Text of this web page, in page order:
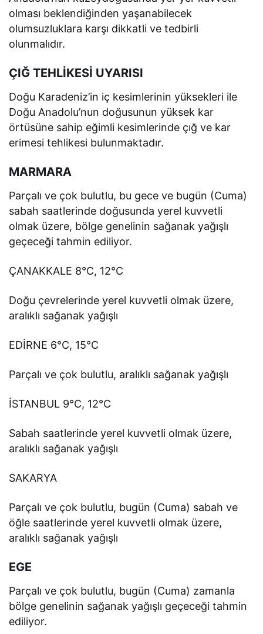
olması beklendiğinden yaşanabilecek
olumsuzluklara karşı dikkatli ve tedbirli
olunmalıdır.
ÇIĞ TEHLİKESİ UYARISI
Doğu Karadeniz’in iç kesimlerinin yüksekleri ile
Doğu Anadolu’nun doğusunun yüksek kar
örtüsüne sahip eğimli kesimlerinde çığ ve kar
erimesi tehlikesi bulunmaktadır.
MARMARA
Parçalı ve çok bulutlu, bu gece ve bugün (Cuma)
sabah saatlerinde doğusunda yerel kuvvetli
olmak üzere, bölge genelinin sağanak yağışlı
geçeceği tahmin ediliyor.
ÇANAKKALE 8°C, 12°C
Doğu çevrelerinde yerel kuvvetli olmak üzere,
aralıklı sağanak yağışlı
EDİRNE 6°C, 15°C
Parçalı ve çok bulutlu, aralıklı sağanak yağışlı
İSTANBUL 9°C, 12°C
Sabah saatlerinde yerel kuvvetli olmak üzere,
aralıklı sağanak yağışlı
SAKARYA
Parçalı ve çok bulutlu, bugün (Cuma) sabah ve
öğle saatlerinde yerel kuvvetli olmak üzere,
aralıklı sağanak yağışlı
EGE
Parçalı ve çok bulutlu, bugün (Cuma) zamanla
bölge genelinin sağanak yağışlı geçeceği tahmin
ediliyor.